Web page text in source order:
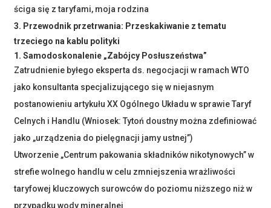
ściga się z taryfami, moja rodzina
3. Przewodnik przetrwania: Przeskakiwanie z tematu
trzeciego na kablu polityki
1. Samodoskonalenie „Zabójcy Posłuszeństwa”
Zatrudnienie byłego eksperta ds. negocjacji w ramach WTO
jako konsultanta specjalizującego się w niejasnym
postanowieniu artykułu XX Ogólnego Układu w sprawie Taryf
Celnych i Handlu (Wniosek: Tytoń doustny można zdefiniować
jako „urządzenia do pielęgnacji jamy ustnej”)
Utworzenie „Centrum pakowania składników nikotynowych” w
strefie wolnego handlu w celu zmniejszenia wrażliwości
taryfowej kluczowych surowców do poziomu niższego niż w
przypadku wody mineralnej